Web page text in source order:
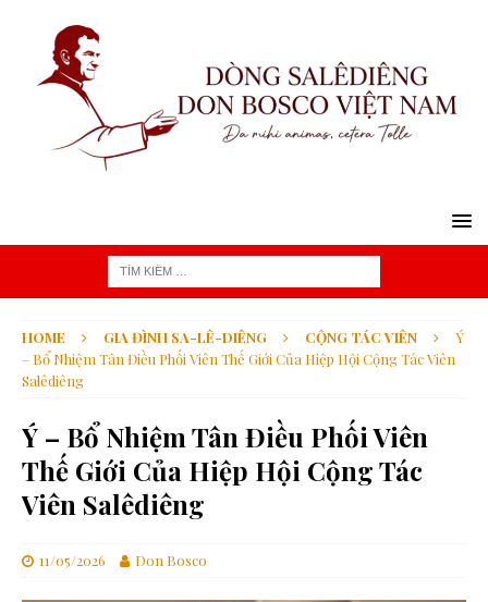
HOME GIA ĐÌNH SA-LÊ-DIÊNG CỘNG TÁC VIÊN
Ý
– Bổ Nhiệm Tân Điều Phối Viên Thế Giới Của Hiệp Hội Cộng Tác Viên
Salêdiêng
Ý – Bổ Nhiệm Tân Điều Phối Viên
Thế Giới Của Hiệp Hội Cộng Tác
Viên Salêdiêng
11/05/2026 Don Bosco